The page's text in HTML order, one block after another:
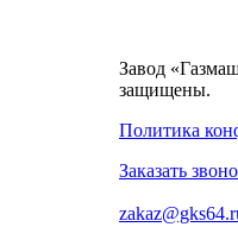
Завод
защищены.
Политика
Заказать